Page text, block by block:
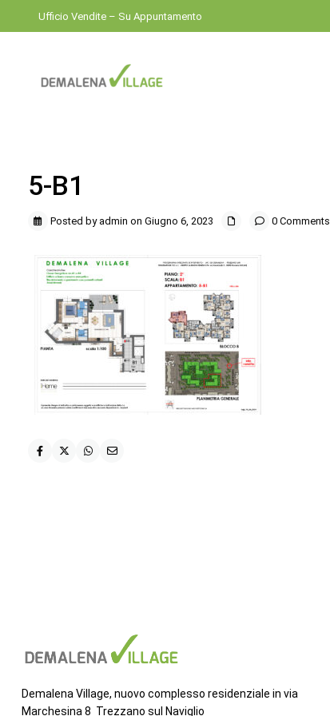
Ufficio Vendite – Su Appuntamento
5-B1
Posted by admin on Giugno 6, 2023 0 Comments
Demalena Village, nuovo complesso residenziale in via
Marchesina 8 Trezzano sul Naviglio